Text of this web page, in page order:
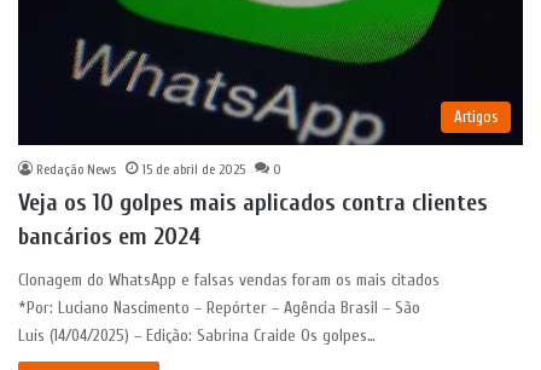
Artigos
Redação News 15 de abril de 2025 0
Veja os 10 golpes mais aplicados contra clientes
bancários em 2024
Clonagem do WhatsApp e falsas vendas foram os mais citados
*Por: Luciano Nascimento – Repórter – Agência Brasil – São
Luís (14/04/2025) – Edição: Sabrina Craide Os golpes…